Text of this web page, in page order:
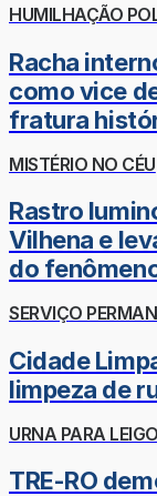
HUMILHAÇÃO
Racha
como vice
fratura
MISTÉRIO NO CÉU
Rastro
Vilhena e
do
SERVIÇO
Cidade
limpeza de
URNA PARA
TRE-RO